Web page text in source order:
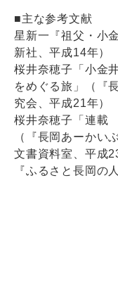
■主な参考文献
星新一『祖父・小
新社、平成14年）
桜井奈穂子「小金
をめぐる旅」（『
究会、平成21年）
桜井奈穂子「連載
（『長岡あーかい
文書資料室、平成
『ふるさと長岡の